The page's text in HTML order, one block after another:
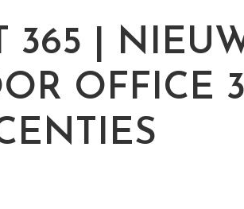
365 |
OFFICE